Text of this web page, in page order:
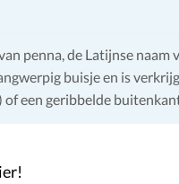
penna, de Latijnse naam
buisje en is
een geribbelde